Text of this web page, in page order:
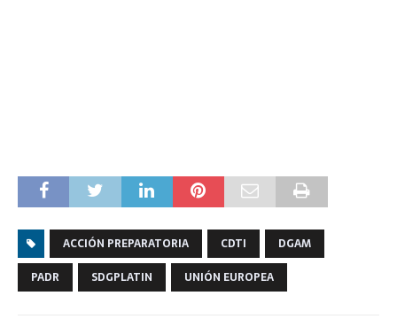
ACCIÓN PREPARATORIA CDTI
DGAM
PADR
SDGPLATIN UNIÓN EUROPEA